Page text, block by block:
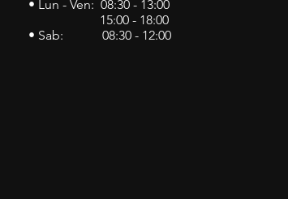
• Lun - Ven: 08:30 - 13:00
15:00 - 18:00
• Sab: 08:30 - 12:00